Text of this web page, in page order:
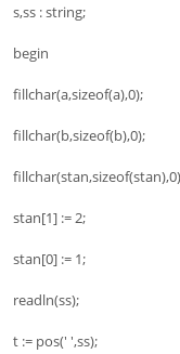
s,ss : string;
begin
fillchar(a,sizeof(a),0);
fillchar(b,sizeof(b),0);
stan[1] := 2;
stan[0] := 1;
readln(ss);
t := pos(' ',ss);